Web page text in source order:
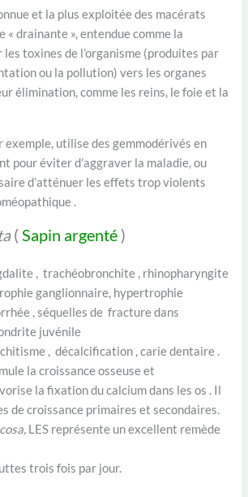
et la plus exploitée des macérats
« drainante », entendue comme la
toxines de l’organisme (produites par
ou la pollution) vers les organes
élimination, comme les reins, le foie et la
exemple, utilise des gemmodérivés en
pour éviter d’aggraver la maladie, ou
d’atténuer les effets trop violents
.
(Sapin argenté )
, trachéobronchite , rhinopharyngite
ganglionnaire, hypertrophie
, séquelles de fracture dans
juvénile
, décalcification , carie dentaire .
la croissance osseuse et
la fixation du calcium dans les os . Il
de croissance primaires et secondaires.
LES représente un excellent remède
trois fois par jour.